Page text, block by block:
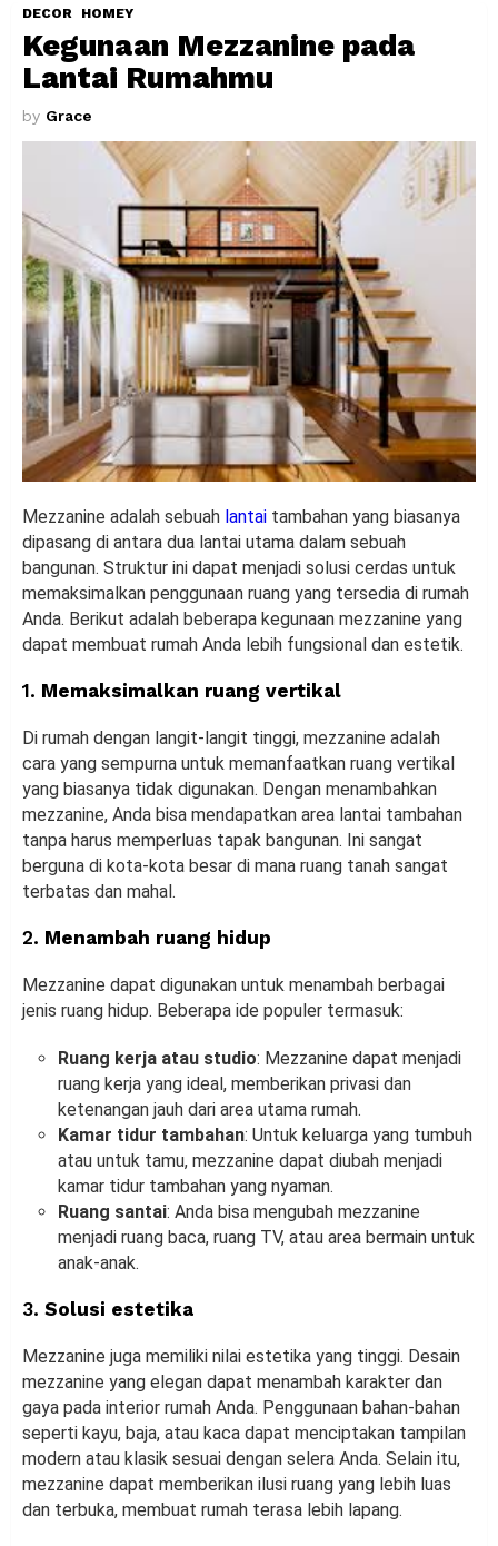
DECOR HOMEY
Kegunaan Mezzanine pada
Lantai Rumahmu
by Grace
Mezzanine adalah sebuah lantai tambahan yang biasanya
dipasang di antara dua lantai utama dalam sebuah
bangunan. Struktur ini dapat menjadi solusi cerdas untuk
memaksimalkan penggunaan ruang yang tersedia di rumah
Anda. Berikut adalah beberapa kegunaan mezzanine yang
dapat membuat rumah Anda lebih fungsional dan estetik.
1. Memaksimalkan ruang vertikal
Di rumah dengan langit-langit tinggi, mezzanine adalah
cara yang sempurna untuk memanfaatkan ruang vertikal
yang biasanya tidak digunakan. Dengan menambahkan
mezzanine, Anda bisa mendapatkan area lantai tambahan
tanpa harus memperluas tapak bangunan. Ini sangat
berguna di kota-kota besar di mana ruang tanah sangat
terbatas dan mahal.
2. Menambah ruang hidup
Mezzanine dapat digunakan untuk menambah berbagai
jenis ruang hidup. Beberapa ide populer termasuk:
Ruang kerja atau studio: Mezzanine dapat menjadi
ruang kerja yang ideal, memberikan privasi dan
ketenangan jauh dari area utama rumah.
Kamar tidur tambahan: Untuk keluarga yang tumbuh
atau untuk tamu, mezzanine dapat diubah menjadi
kamar tidur tambahan yang nyaman.
Ruang santai: Anda bisa mengubah mezzanine
menjadi ruang baca, ruang TV, atau area bermain untuk
anak-anak.
3. Solusi estetika
Mezzanine juga memiliki nilai estetika yang tinggi. Desain
mezzanine yang elegan dapat menambah karakter dan
gaya pada interior rumah Anda. Penggunaan bahan-bahan
seperti kayu, baja, atau kaca dapat menciptakan tampilan
modern atau klasik sesuai dengan selera Anda. Selain itu,
mezzanine dapat memberikan ilusi ruang yang lebih luas
dan terbuka, membuat rumah terasa lebih lapang.